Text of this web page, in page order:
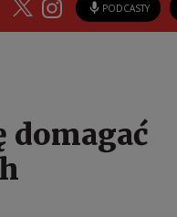
PODCASTY
domagać